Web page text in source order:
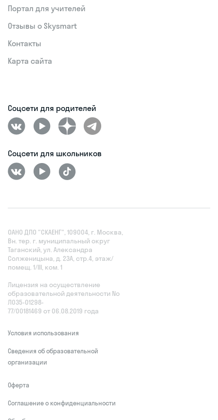
Портал для учителей
Отзывы о Skysmart
Контакты
Карта сайта
Соцсети для родителей
Соцсети для школьников
ОАНО ДПО "СКАЕНГ", 109004, г. Москва,
Вн. тер. г. муниципальный округ
Таганский, ул. Александра
Солженицына, д. 23А, стр.4, этаж/
помещ. 1/III, ком. 1
Лицензия на осуществление
образовательной деятельности No
Л035‑01298-
77/00181469 от 06.08.2019 года
Условия использования
Сведения об образовательной
организации
Оферта
Соглашение о конфиденциальности